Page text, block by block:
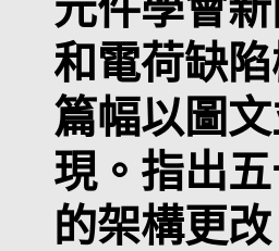
和電荷缺
篇幅以圖
現。指出
的架構更